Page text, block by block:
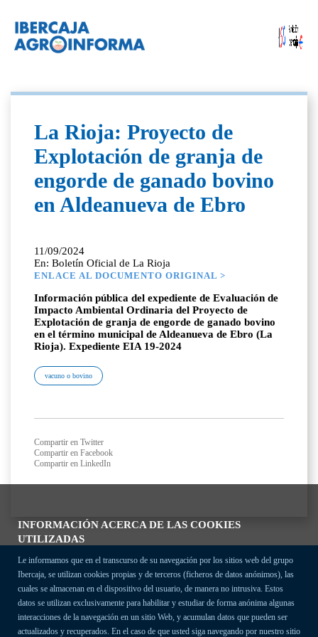
INFORMACIÓN ACERCA DE LAS COOKIES
UTILIZADAS
Le informamos que en el transcurso de su navegación por los sitios web del grupo
Ibercaja, se utilizan cookies propias y de terceros (ficheros de datos anónimos), las
cuales se almacenan en el dispositivo del usuario, de manera no intrusiva. Estos
datos se utilizan exclusivamente para habilitar y estudiar de forma anónima algunas
interacciones de la navegación en un sitio Web, y acumulan datos que pueden ser
actualizados y recuperados. En el caso de que usted siga navegando por nuestro sitio
La Rioja: Proyecto de
Explotación de granja de
engorde de ganado bovino
en Aldeanueva de Ebro
11/09/2024
En: Boletín Oficial de La Rioja
ENLACE AL DOCUMENTO ORIGINAL >
Información pública del expediente de Evaluación de
Impacto Ambiental Ordinaria del Proyecto de
Explotación de granja de engorde de ganado bovino
en el término municipal de Aldeanueva de Ebro (La
Rioja). Expediente EIA 19-2024
vacuno o bovino
Compartir en Twitter
Compartir en Facebook
Compartir en LinkedIn